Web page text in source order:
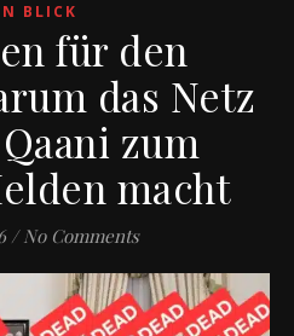
BLICK
für den
das Netz
zum
macht
/ No Comments